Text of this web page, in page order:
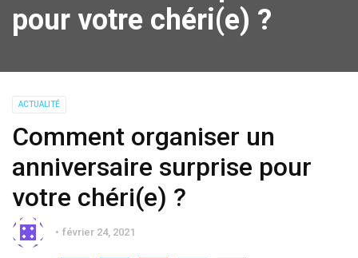
pour votre chéri(e) ?
ACTUALITÉ
Comment organiser un
anniversaire surprise pour
votre chéri(e) ?
février 24, 2021